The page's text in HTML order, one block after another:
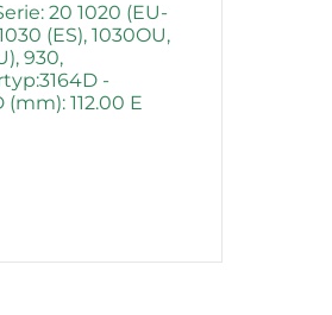
20 1020 (EU-
(ES), 1030OU,
930,
-
112.00 E